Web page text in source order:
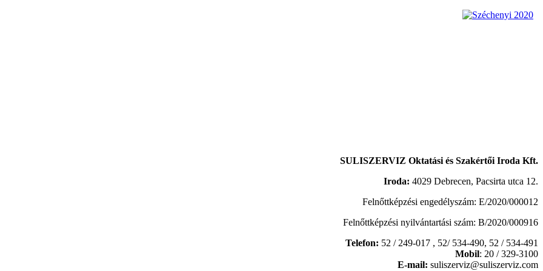
SULISZERVIZ Oktatási és Szakértői Iroda Kft.
Iroda: 4029 Debrecen, Pacsirta utca 12.
Felnőttképzési engedélyszám: E/2020/000012
Felnőttképzési nyilvántartási szám: B/2020/000916
Telefon: 52 / 249-017 , 52/ 534-490, 52 / 534-491
Mobil: 20 / 329-3100
E-mail: suliszerviz@suliszerviz.com